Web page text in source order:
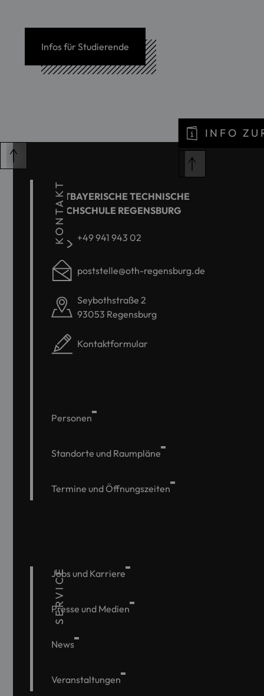
Infos für Studierende
INFO
KONTAKT
OSTBAYERISCHE TECHNISCHE
HOCHSCHULE REGENSBURG
+49 941 943 02
poststelle@oth-regensburg.de
Seybothstraße 2
93053 Regensburg
Kontaktformular
Personen
Standorte und Raumpläne
Termine und Öffnungszeiten
SERVICE
Jobs und Karriere
Presse und Medien
News
Veranstaltungen